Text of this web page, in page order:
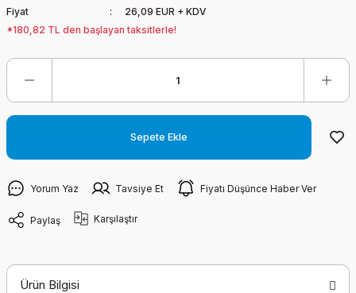
Fiyat
26,09 EUR + KDV
*180,82 TL den başlayan taksitlerle!
Sepete Ekle
Yorum Yaz Tavsiye Et Fiyatı Düşünce Haber Ver
Paylaş Karşılaştır
Ürün Bilgisi